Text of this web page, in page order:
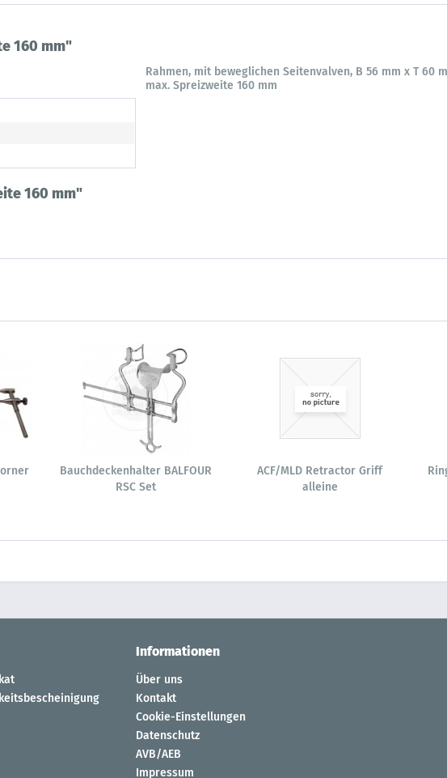
160 mm"
Rahmen, mit beweglichen Seitenvalven, B 56 mm x T 60
max. Spreizweite 160 mm
160 mm"
Bauchdeckenhalter BALFOUR
RSC Set
ACF/MLD Retractor Griff
alleine
Informationen
Über uns
Kontakt
Cookie-Einstellungen
Datenschutz
AVB/AEB
Impressum